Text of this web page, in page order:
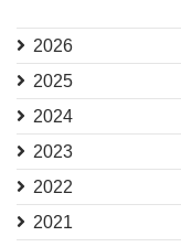
2026
2025
2024
2023
2022
2021